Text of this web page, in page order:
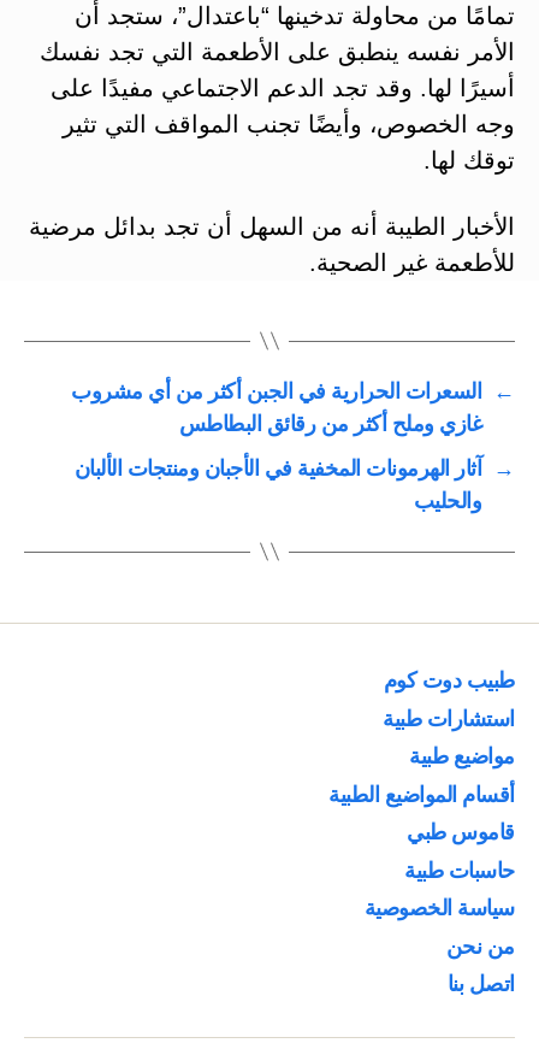
تمامًا من محاولة تدخينها “باعتدال”، ستجد أن
الأمر نفسه ينطبق على الأطعمة التي تجد نفسك
أسيرًا لها. وقد تجد الدعم الاجتماعي مفيدًا على
وجه الخصوص، وأيضًا تجنب المواقف التي تثير
توقك لها.
الأخبار الطيبة أنه من السهل أن تجد بدائل مرضية
للأطعمة غير الصحية.
←
السعرات الحرارية في الجبن أكثر من أي مشروب
غازي وملح أكثر من رقائق البطاطس
→
آثار الهرمونات المخفية في الأجبان ومنتجات الألبان
والحليب
طبيب دوت كوم
استشارات طبية
مواضيع طبية
أقسام المواضيع الطبية
قاموس طبي
حاسبات طبية
سياسة الخصوصية
من نحن
اتصل بنا